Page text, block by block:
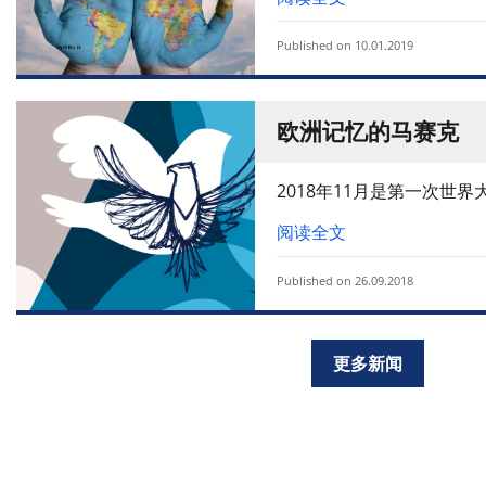
Published on 10.01.2019
欧洲记忆的马赛克
2018年11月是第一次世界
阅读全文
Published on 26.09.2018
更多新闻